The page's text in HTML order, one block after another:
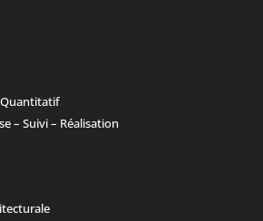
– Suivi – Réalisation